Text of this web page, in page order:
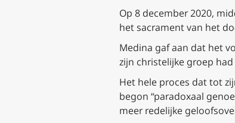
Op 8 december 2020,
het sacrament van het
Medina gaf aan dat het
zijn christelijke groep
Het hele proces dat tot
begon “paradoxaal
meer redelijke